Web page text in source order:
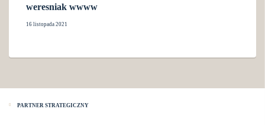
weresniak wwww
16 listopada 2021
PARTNER STRATEGICZNY